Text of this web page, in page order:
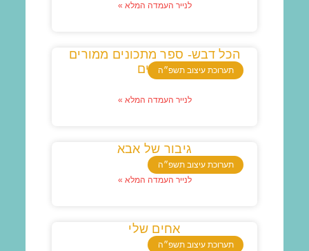
לנייר העמדה המלא »
תערוכת עיצוב תשפ״ה
הכל דבש- ספר מתכונים ממורים
עייפים
לנייר העמדה המלא »
תערוכת עיצוב תשפ״ה
גיבור של אבא
לנייר העמדה המלא »
תערוכת עיצוב תשפ״ה
אחים שלי